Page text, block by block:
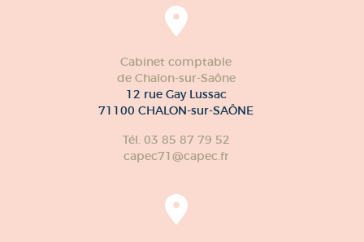
Cabinet comptable
de Chalon-sur-Saône
12 rue Gay Lussac
71100 CHALON-sur-SAÔNE
Tél. 03 85 87 79 52
capec71@capec.fr